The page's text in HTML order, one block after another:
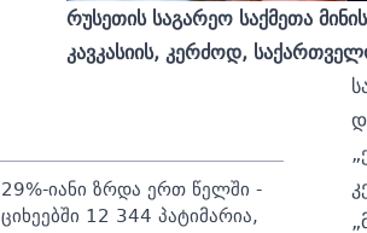
რუსეთის საგარეო საქმეთამ
კავკასიის,კერძოდ,
29%-იანი ზრდა ერთ წელში -
ციხეებში 12 344 პატიმარია,